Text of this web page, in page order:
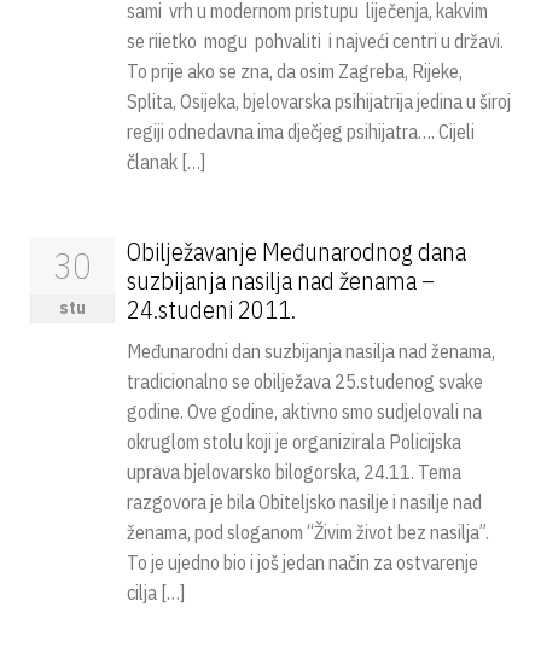
sami vrh u modernom pristupu liječenja, kakvim
se riietko mogu pohvaliti i najveći centri u državi.
To prije ako se zna, da osim Zagreba, Rijeke,
Splita, Osijeka, bjelovarska psihijatrija jedina u široj
regiji odnedavna ima dječjeg psihijatra…. Cijeli
članak […]
30
stu
Obilježavanje Međunarodnog dana
suzbijanja nasilja nad ženama –
24.studeni 2011.
Međunarodni dan suzbijanja nasilja nad ženama,
tradicionalno se obilježava 25.studenog svake
godine. Ove godine, aktivno smo sudjelovali na
okruglom stolu koji je organizirala Policijska
uprava bjelovarsko bilogorska, 24.11. Tema
razgovora je bila Obiteljsko nasilje i nasilje nad
ženama, pod sloganom “Živim život bez nasilja”.
To je ujedno bio i još jedan način za ostvarenje
cilja […]